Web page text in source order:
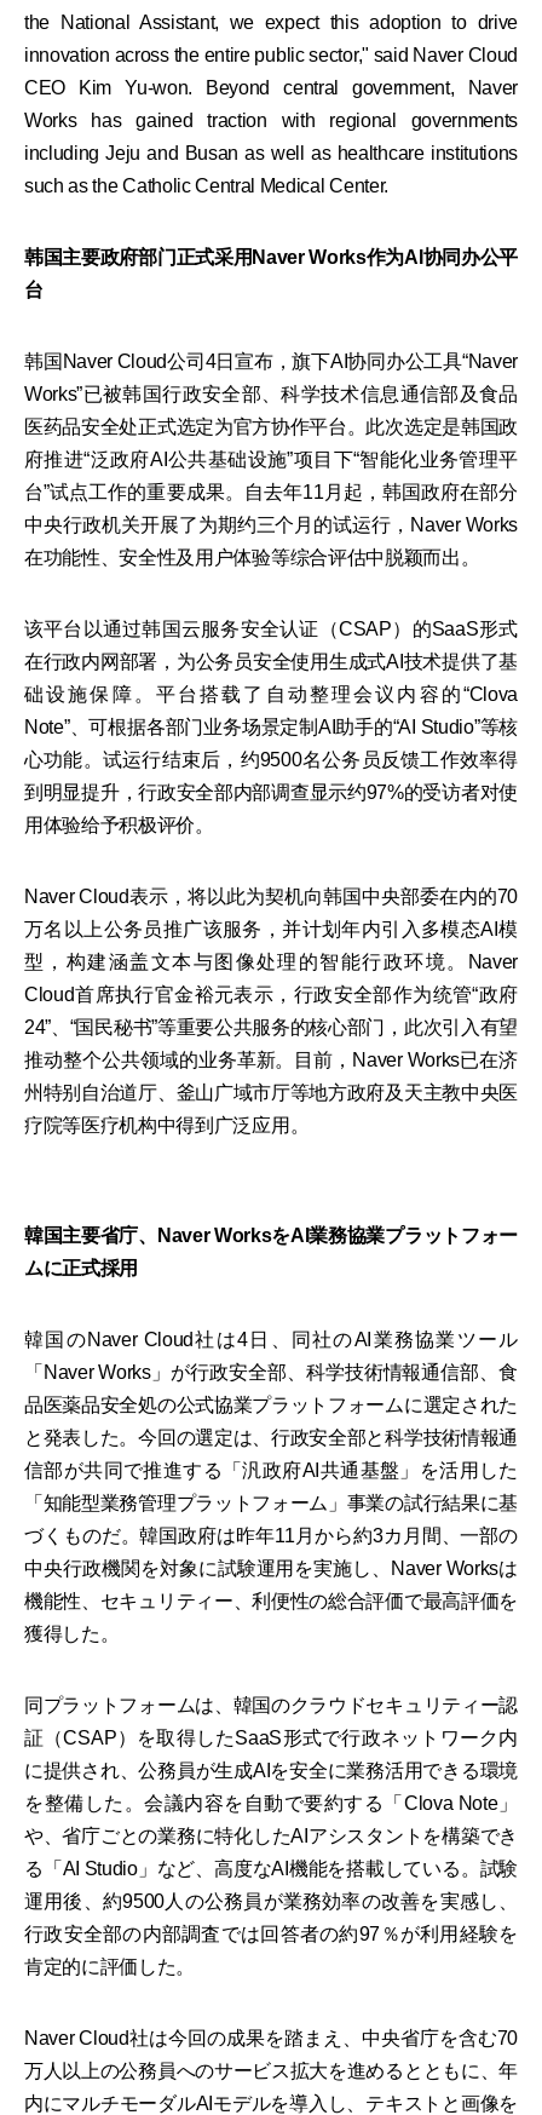
the National Assistant, we expect this adoption to drive
innovation across the entire public sector," said Naver Cloud
CEO Kim Yu-won. Beyond central government, Naver
Works has gained traction with regional governments
including Jeju and Busan as well as healthcare institutions
such as the Catholic Central Medical Center.
韩国主要政府部门正式采用Naver Works作为AI协同办公平
台
韩国Naver Cloud公司4日宣布，旗下AI协同办公工具“Naver
Works”已被韩国行政安全部、科学技术信息通信部及食品
医药品安全处正式选定为官方协作平台。此次选定是韩国政
府推进“泛政府AI公共基础设施”项目下“智能化业务管理平
台”试点工作的重要成果。自去年11月起，韩国政府在部分
中央行政机关开展了为期约三个月的试运行，Naver Works
在功能性、安全性及用户体验等综合评估中脱颖而出。
该平台以通过韩国云服务安全认证（CSAP）的SaaS形式
在行政内网部署，为公务员安全使用生成式AI技术提供了基
础设施保障。平台搭载了自动整理会议内容的“Clova
Note”、可根据各部门业务场景定制AI助手的“AI Studio”等核
心功能。试运行结束后，约9500名公务员反馈工作效率得
到明显提升，行政安全部内部调查显示约97%的受访者对使
用体验给予积极评价。
Naver Cloud表示，将以此为契机向韩国中央部委在内的70
万名以上公务员推广该服务，并计划年内引入多模态AI模
型，构建涵盖文本与图像处理的智能行政环境。Naver
Cloud首席执行官金裕元表示，行政安全部作为统管“政府
24”、“国民秘书”等重要公共服务的核心部门，此次引入有望
推动整个公共领域的业务革新。目前，Naver Works已在济
州特别自治道厅、釜山广域市厅等地方政府及天主教中央医
疗院等医疗机构中得到广泛应用。
韓国主要省庁、Naver WorksをAI業務協業プラットフォー
ムに正式採用
韓国のNaver Cloud社は4日、同社のAI業務協業ツール
「Naver Works」が行政安全部、科学技術情報通信部、食
品医薬品安全処の公式協業プラットフォームに選定された
と発表した。今回の選定は、行政安全部と科学技術情報通
信部が共同で推進する「汎政府AI共通基盤」を活用した
「知能型業務管理プラットフォーム」事業の試行結果に基
づくものだ。韓国政府は昨年11月から約3カ月間、一部の
中央行政機関を対象に試験運用を実施し、Naver Worksは
機能性、セキュリティー、利便性の総合評価で最高評価を
獲得した。
同プラットフォームは、韓国のクラウドセキュリティー認
証（CSAP）を取得したSaaS形式で行政ネットワーク内
に提供され、公務員が生成AIを安全に業務活用できる環境
を整備した。会議内容を自動で要約する「Clova Note」
や、省庁ごとの業務に特化したAIアシスタントを構築でき
る「AI Studio」など、高度なAI機能を搭載している。試験
運用後、約9500人の公務員が業務効率の改善を実感し、
行政安全部の内部調査では回答者の約97％が利用経験を
肯定的に評価した。
Naver Cloud社は今回の成果を踏まえ、中央省庁を含む70
万人以上の公務員へのサービス拡大を進めるとともに、年
内にマルチモーダルAIモデルを導入し、テキストと画像を